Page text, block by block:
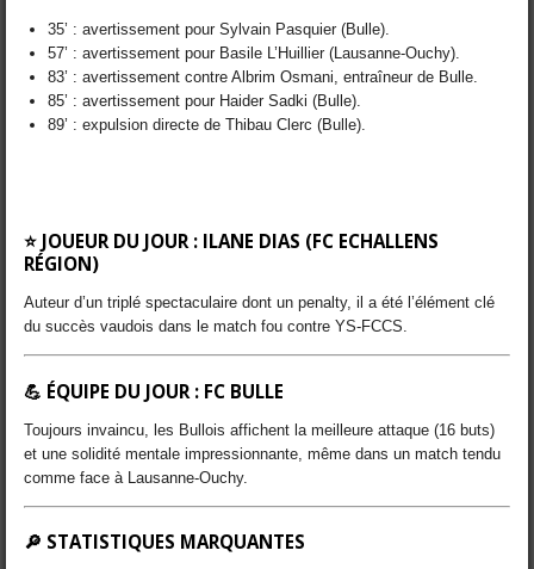
35’ : avertissement pour Sylvain Pasquier (Bulle).
57’ : avertissement pour Basile L’Huillier (Lausanne-Ouchy).
83’ : avertissement contre Albrim Osmani, entraîneur de Bulle.
85’ : avertissement pour Haider Sadki (Bulle).
89’ : expulsion directe de Thibau Clerc (Bulle).
⭐ JOUEUR DU JOUR : ILANE DIAS (FC ECHALLENS
RÉGION)
Auteur d’un triplé spectaculaire dont un penalty, il a été l’élément clé
du succès vaudois dans le match fou contre YS-FCCS.
💪 ÉQUIPE DU JOUR : FC BULLE
Toujours invaincu, les Bullois affichent la meilleure attaque (16 buts)
et une solidité mentale impressionnante, même dans un match tendu
comme face à Lausanne-Ouchy.
🔎 STATISTIQUES MARQUANTES